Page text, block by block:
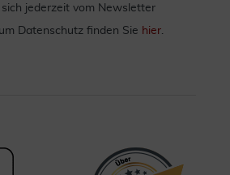
sich jederzeit vom Newsletter
Datenschutz finden Sie hier.